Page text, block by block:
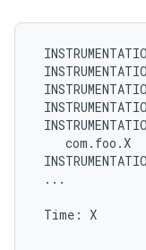
    com.foo.X
...
Time: X